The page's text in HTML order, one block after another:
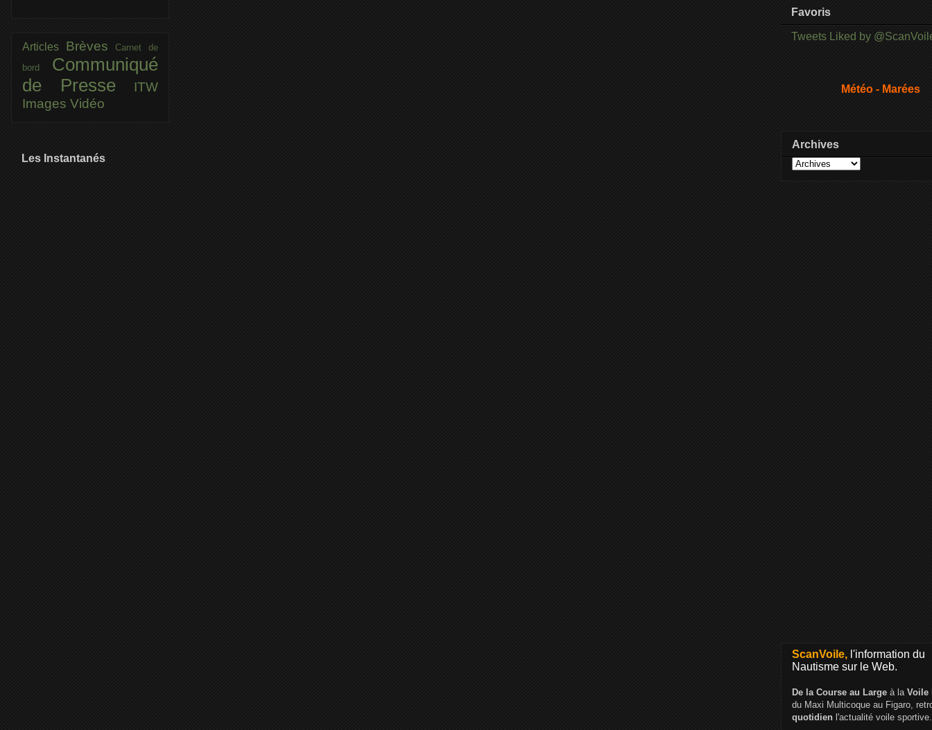
Articles BrèvesCarnet de
bord Communiqué
de Presse
ITW
Images Vidéo
Les Instantanés
Favoris
Tweets Liked by
Météo - Marées
Archives
ScanVoile, l'information du
Nautisme sur le Web.
De la Course au Large à la Voile
du Maxi Multicoque au Figaro,
quotidien l'actualité voile sportive.